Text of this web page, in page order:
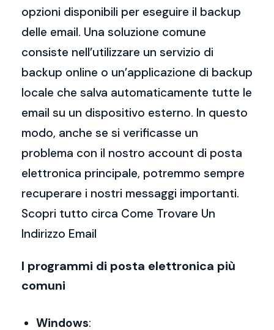
opzioni disponibili per eseguire il backup
delle email. Una soluzione comune
consiste nell’utilizzare un servizio di
backup online o un’applicazione di backup
locale che salva automaticamente tutte le
email su un dispositivo esterno. In questo
modo, anche se si verificasse un
problema con il nostro account di posta
elettronica principale, potremmo sempre
recuperare i nostri messaggi importanti.
Scopri tutto circa Come Trovare Un
Indirizzo Email
I programmi di posta elettronica più
comuni
Windows: